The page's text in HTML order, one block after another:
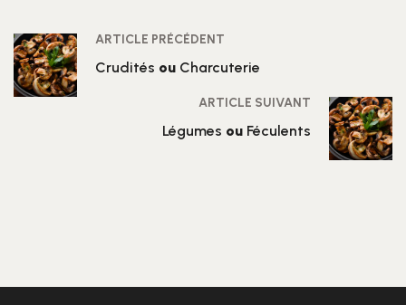
ARTICLE PRÉCÉDENT
Crudités ou Charcuterie
ARTICLE SUIVANT
Légumes ou Féculents